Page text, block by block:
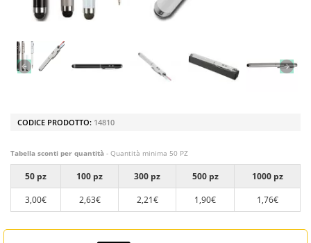
CODICE PRODOTTO: 14810
Tabella sconti per quantità - Quantità minima 50 PZ
50 pz 100 pz 300 pz 500 pz
1000 pz
3,00€
2,63€ 2,21€ 1,90€ 1,76€